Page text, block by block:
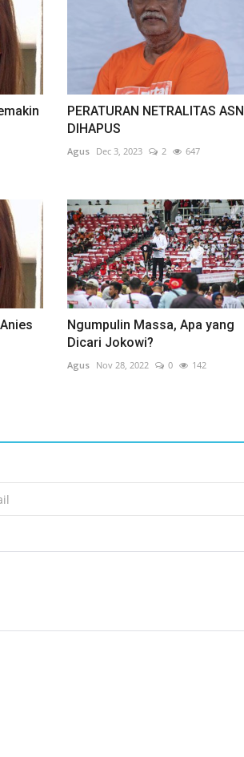
PERATURAN NETRALITAS ASN
DIHAPUS
Agus Dec 3, 2023 2 647
Ngumpulin Massa, Apa yang
Dicari Jokowi?
Agus Nov 28, 2022 0 142